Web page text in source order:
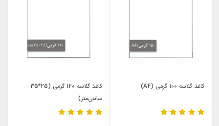
کاغذ گلاسه 100 گرمی (A4)
کاغذ گلاسه 120 گرمی (25*35
سانتی‌متر)